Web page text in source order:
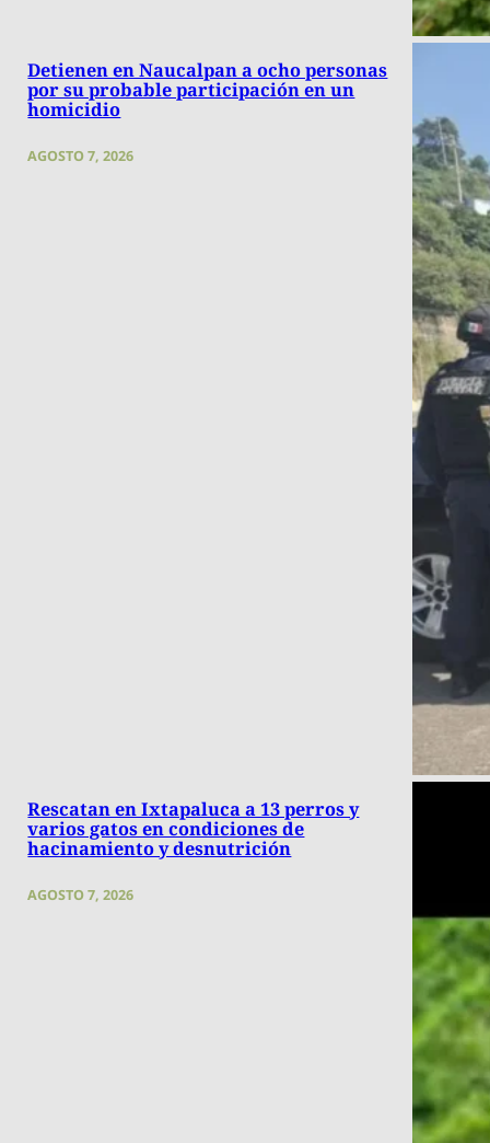
Detienen en Naucalpan a ocho personas
por su probable participación en un
homicidio
AGOSTO 7, 2026
Rescatan en Ixtapaluca a 13 perros y
varios gatos en condiciones de
hacinamiento y desnutrición
AGOSTO 7, 2026